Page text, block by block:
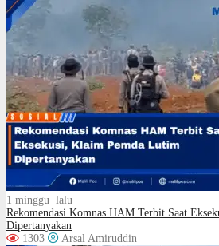
1 minggu lalu
Rekomendasi Komnas HAM Terbit Saat
Dipertanyakan
1303
Arsal Amiruddin